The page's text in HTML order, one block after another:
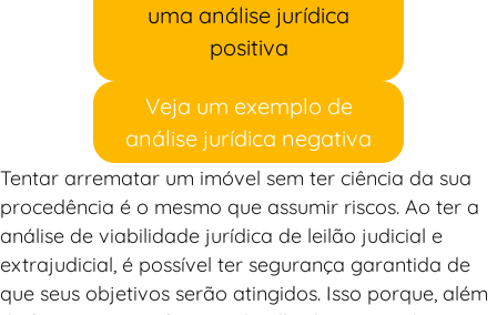
uma análise jurídica
positiva
Veja um exemplo de
análise jurídica negativa
Tentar arrematar um imóvel sem ter ciência da sua
procedência é o mesmo que assumir riscos. Ao ter a
análise de viabilidade jurídica de leilão judicial e
extrajudicial, é possível ter segurança garantida de
que seus objetivos serão atingidos. Isso porque, além